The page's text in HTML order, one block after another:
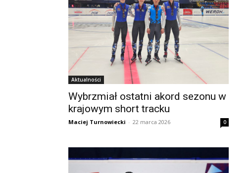
Aktualności
Wybrzmiał ostatni akord sezonu w
krajowym short tracku
Maciej Turnowiecki - 22 marca 2026 0